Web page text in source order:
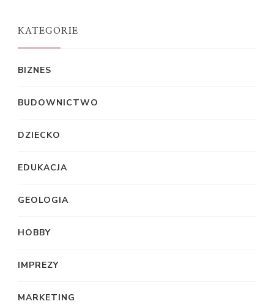
KATEGORIE
BIZNES
BUDOWNICTWO
DZIECKO
EDUKACJA
GEOLOGIA
HOBBY
IMPREZY
MARKETING